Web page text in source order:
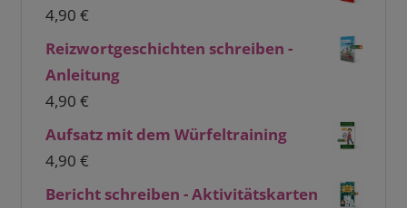
4,90 €
Reizwortgeschichten schreiben -
Anleitung
4,90 €
Aufsatz mit dem Würfeltraining
4,90 €
Bericht schreiben - Aktivitätskarten